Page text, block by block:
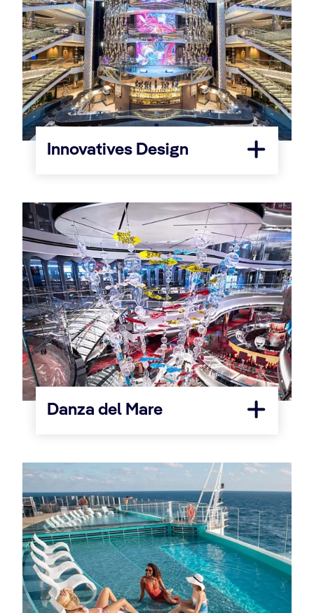
Innovatives Design
Danza del Mare